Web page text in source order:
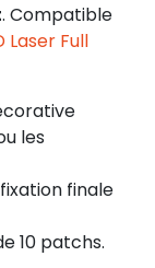
. Compatible
Laser Full
les
finale
10 patchs.